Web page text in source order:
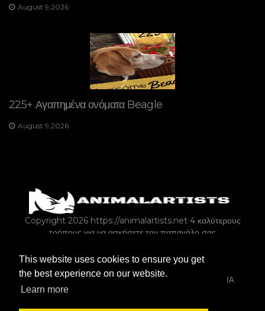
This website uses cookies to ensure you get
the best experience on our website.
Learn more
August 9,2026
225+ Αγαπημένα ονόματα Beagle
August 9,2026
Copyright 2026 https://animalartists.net 4 καλύτερους
τρόπους για να ασκήσετε τον παπαγάλο σας
ΔΙΆΦΟΡΑ ΚΟΥΝΈΛΙΑ ΣΚΎΛΟΙ
ΓΆΤΕΣ
ΙΔΙΟΚΤΗΣΊΑ ΚΑΤΟΙΚΊΔΙΩΝ ΖΏΩΝ
ΨΆΡΙΑ & ΕΝΥΔΡΕΊΑ